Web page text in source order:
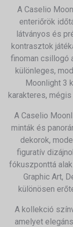
A Caselio
enteriőrök
látványos és
kontrasztok
finoman csillogó
különleges,
Moonlight 3
karakteres,
A Caselio
minták és
dekorok,
figuratív
fókuszponttá
Graphic Art,
különösen
A kollekció
amelyet